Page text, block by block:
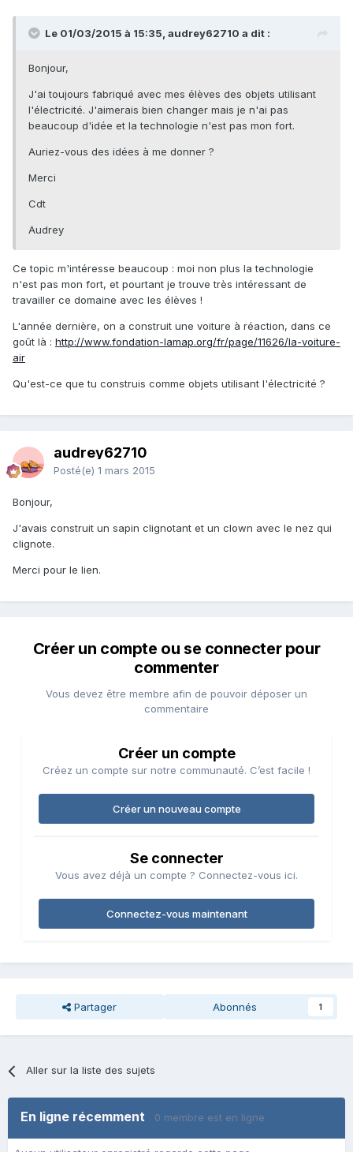
Le 01/03/2015 à 15:35, audrey62710 a dit :
Bonjour,
J'ai toujours fabriqué avec mes élèves des objets utilisant
l'électricité. J'aimerais bien changer mais je n'ai pas
beaucoup d'idée et la technologie n'est pas mon fort.
Auriez-vous des idées à me donner ?
Merci
Cdt
Audrey
Ce topic m'intéresse beaucoup : moi non plus la technologie
n'est pas mon fort, et pourtant je trouve très intéressant de
travailler ce domaine avec les élèves !
L'année dernière, on a construit une voiture à réaction, dans ce
goût là : http://www.fondation-lamap.org/fr/page/11626/la-voiture-
air
Qu'est-ce que tu construis comme objets utilisant l'électricité ?
audrey62710
Posté(e) 1 mars 2015
Bonjour,
J'avais construit un sapin clignotant et un clown avec le nez qui
clignote.
Merci pour le lien.
Créer un compte ou se connecter pour
commenter
Vous devez être membre afin de pouvoir déposer un
commentaire
Créer un compte
Créez un compte sur notre communauté. C’est facile !
Créer un nouveau compte
Se connecter
Vous avez déjà un compte ? Connectez-vous ici.
Connectez-vous maintenant
Partager Abonnés 1
Aller sur la liste des sujets
En ligne récemment 0 membre est en ligne